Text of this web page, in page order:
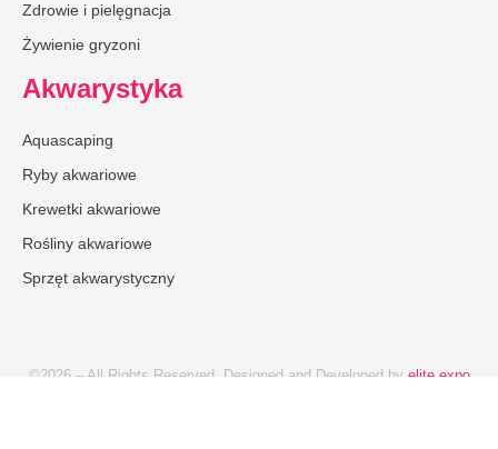
Zdrowie i pielęgnacja
Żywienie gryzoni
Akwarystyka
Aquascaping
Ryby akwariowe
Krewetki akwariowe
Rośliny akwariowe
Sprzęt akwarystyczny
©2026 – All Rights Reserved. Designed and Developed by elite expo